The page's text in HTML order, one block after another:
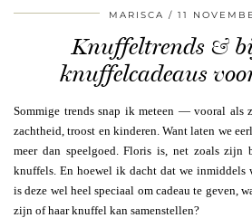
MARISCA 11
Knuffeltrends &
knuffelcadeaus
Sommige trends snap ik meteen — vooral als
zachtheid, troost en kinderen. Want laten we
meer dan speelgoed. Floris is, net zoals zijn
knuffels. En hoewel ik dacht dat we inmiddels
is deze wel heel speciaal om cadeau te geven,
zijn of haar knuffel kan samenstellen?